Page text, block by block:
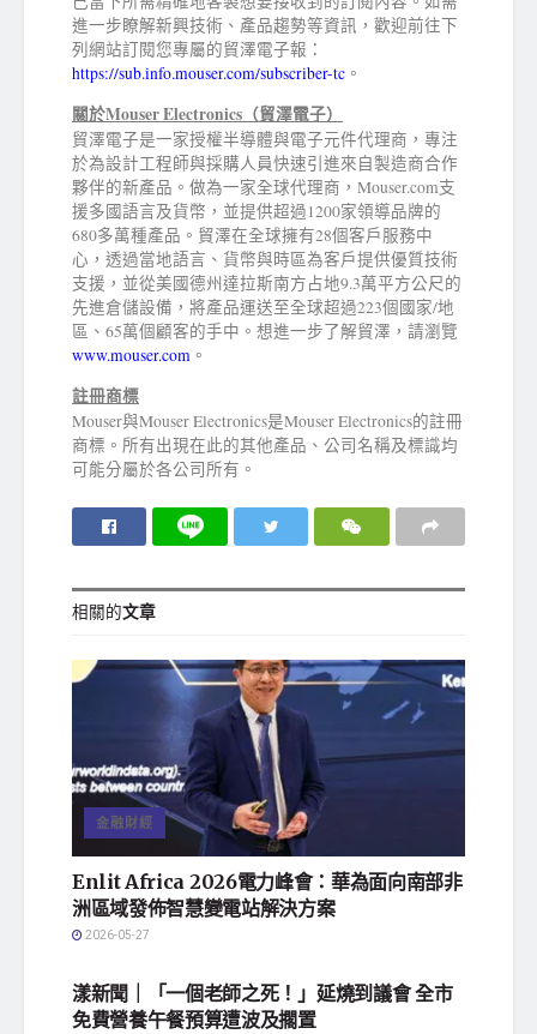
進一步瞭解新興技術、產品趨勢等資訊，歡迎前往下
列網站訂閱您專屬的貿澤電子報：
https://sub.info.mouser.com/subscriber-tc 。
關於Mouser Electronics （貿澤電子）
貿澤電子是一家授權半導體與電子元件代理商，專注
於為設計工程師與採購人員快速引進來自製造商合作
夥伴的新產品。做為一家全球代理商，Mouser.com支
援多國語言及貨幣，並提供超過1200家領導品牌的
680多萬種產品。貿澤在全球擁有28個客戶服務中
心，透過當地語言、貨幣與時區為客戶提供優質技術
支援，並從美國德州達拉斯南方占地9.3萬平方公尺的
先進倉儲設備，將產品運送至全球超過223個國家/地
區、65萬個顧客的手中。想進一步了解貿澤，請瀏覽
www.mouser.com 。
註冊商標
Mouser與Mouser Electronics是Mouser Electronics的註冊
商標。所有出現在此的其他產品、公司名稱及標識均
可能分屬於各公司所有。
相關的文章
金融財經
Enlit Africa 2026電力峰會：華為面向南部非
洲區域發佈智慧變電站解決方案
2026-05-27
地方社會
漾新聞｜「一個老師之死！」延燒到議會 全市
免費營養午餐預算遭波及擱置